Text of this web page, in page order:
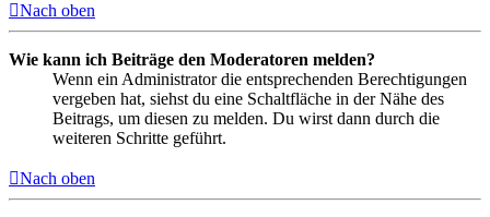
Nach oben
Wie kann ich Beiträge den Moderatoren melden?
Wenn ein Administrator die entsprechenden Berechtigungen
vergeben hat, siehst du eine Schaltfläche in der Nähe des
Beitrags, um diesen zu melden. Du wirst dann durch die
weiteren Schritte geführt.
Nach oben